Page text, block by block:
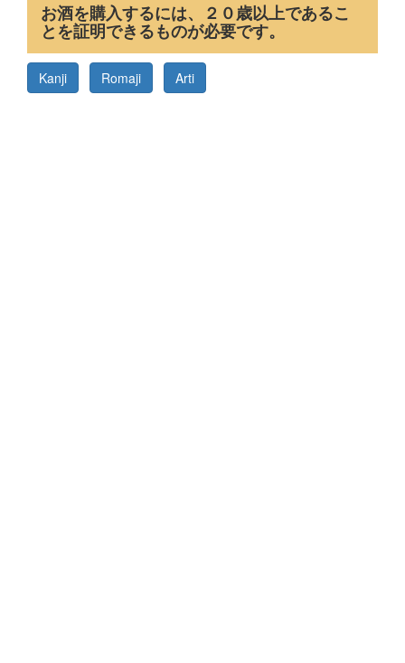
お酒を購入するには、２０歳以上であるこ
とを証明できるものが必要です。
Kanji Romaji Arti